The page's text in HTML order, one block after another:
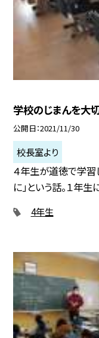
学校のじまんを大
公開日 2021/11/30
校長室より
４年生が道徳で学習
に」という話。１年生
4年生